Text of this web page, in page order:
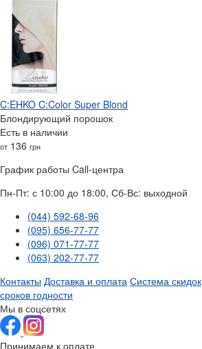
C:EHKO C:Color Super Blond
Блондирующий порошок
Есть в наличии
от 136 грн
График работы Call-центра
Пн-Пт: с 10:00 до 18:00, Сб-Вс: выходной
(044) 592-68-96
(095) 656-77-77
(096) 071-77-77
(063) 202-77-77
Контакты Доставка и оплата Система скидок
сроков годности
Мы в соцсетях
Принимаем к оплате